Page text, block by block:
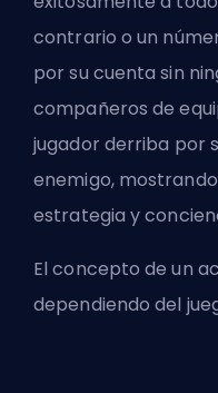
contrario o un
por su cuenta sin
compañeros de
jugador derriba por
enemigo,
estrategia y
El concepto de un
dependiendo del